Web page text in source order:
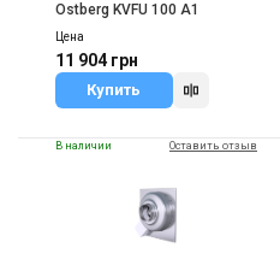
Ostberg KVFU 100 A1
Цена
11 904 грн
Купить
В наличии Оставить отзыв